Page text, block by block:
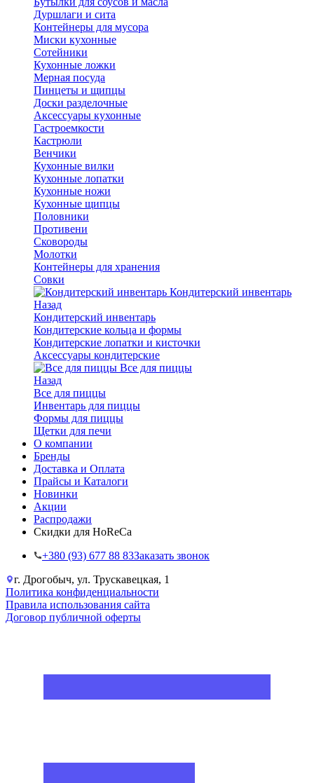
Дуршлаги и сита
Контейнеры для мусора
Миски кухонные
Сотейники
Кухонные ложки
Мерная посуда
Пинцеты и щипцы
Доски разделочные
Аксессуары кухонные
Гастроемкости
Кастрюли
Венчики
Кухонные вилки
Кухонные лопатки
Кухонные ножи
Кухонные щипцы
Половники
Противени
Сковороды
Молотки
Контейнеры для хранения
Совки
Кондитерский инвентарь
Назад
Кондитерский инвентарь
Кондитерские кольца и формы
Кондитерские лопатки и кисточки
Аксессуары кондитерские
Все для пиццы
Назад
Все для пиццы
Инвентарь для пиццы
Формы для пиццы
Щетки для печи
О компании
Бренды
Доставка и Оплата
Прайсы и Каталоги
Новинки
Акции
Распродажи
Скидки для HoReCa
+38‎0 (93) 677 88 83Заказать звонок
г. Дрогобыч, ул. Трускавецкая, 1
Политика конфиденциальности
Правила использования сайта
Договор публичной оферты